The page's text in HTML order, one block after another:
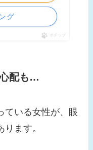
グ
ポチップ
配も…
ている女性が、眼
ます。